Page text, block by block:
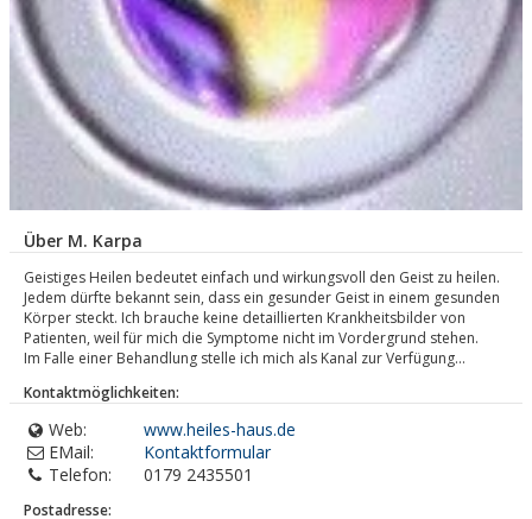
Über M. Karpa
Geistiges Heilen bedeutet einfach und wirkungsvoll den Geist zu heilen.
Jedem dürfte bekannt sein, dass ein gesunder Geist in einem gesunden
Körper steckt. Ich brauche keine detaillierten Krankheitsbilder von
Patienten, weil für mich die Symptome nicht im Vordergrund stehen.
Im Falle einer Behandlung stelle ich mich als Kanal zur Verfügung...
Kontaktmöglichkeiten:
Web:
www.heiles-haus.de
EMail:
Kontaktformular
Telefon:
0179 2435501
Postadresse: